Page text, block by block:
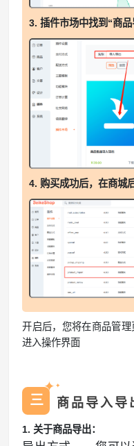
3. 插件市场中找到“商
4. 购买成功后，在商城
开启后，您将在商品管理
进入操作界面
✦ ✦
三 商品导入导
1. 关于商品导出：